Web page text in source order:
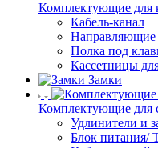
Комплектующие для
Кабель-канал
Направляющие
Полка под
Кассетницы
Замки
Комплектующие для
Удлинители и
Блок питания/